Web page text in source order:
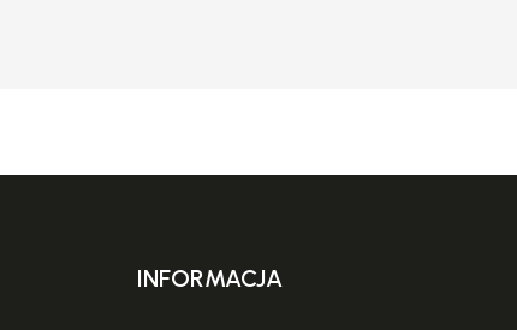
INFORMACJA